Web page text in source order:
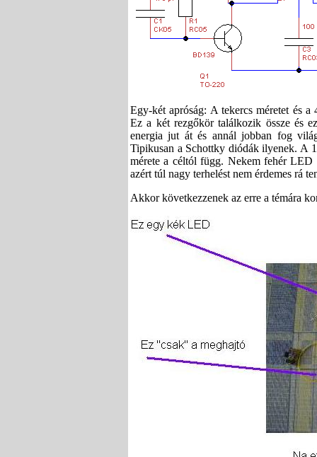
Egy-két apróság: A tekercs méretet és
Ez a két rezgőkör találkozik össze és
energia jut át és annál jobban fog
Tipikusan a Schottky diódák ilyenek. A
mérete a céltól függ. Nekem fehér LED
azért túl nagy terhelést nem érdemes rá
Akkor következzenek az erre a témára